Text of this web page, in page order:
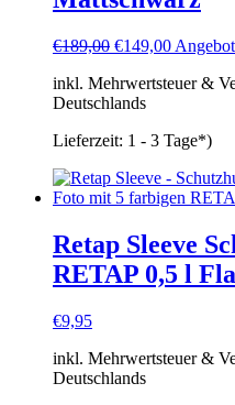
€189,00 Ursprünglicher
war:
€189,00
€149,00Aktueller
ist:
inkl. Mehrwertsteuer &
Deutschlands
Lieferzeit: 1 - 3 Tage*)
Retap Sleeve
RETAP 0,5 l
€9,95
inkl. Mehrwertsteuer &
Deutschlands